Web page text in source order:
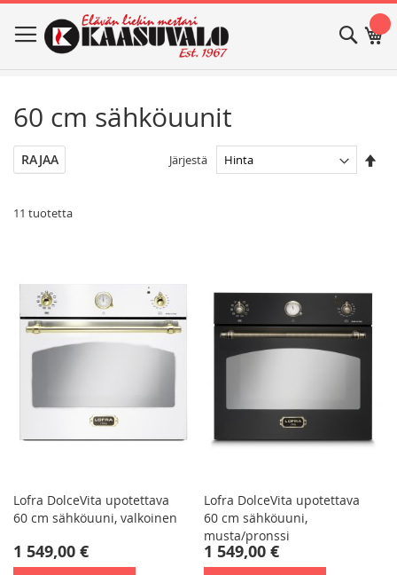
to
Content
Haku
60 cm sähköuunit
11 tuotetta
Järjestä
Lofra DolceVita upotettava
60 cm sähköuuni, valkoinen
1 549,00 €
Lofra DolceVita upotettava
60 cm sähköuuni,
musta/pronssi
1 549,00 €
RAJAA